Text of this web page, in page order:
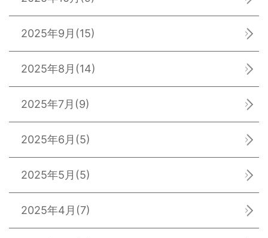
2025年9月 (15)
2025年8月 (14)
2025年7月 (9)
2025年6月 (5)
2025年5月 (5)
2025年4月 (7)